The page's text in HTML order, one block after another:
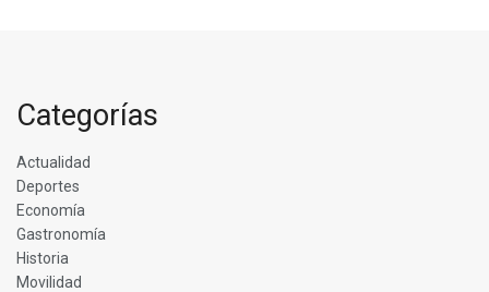
Categorías
Actualidad
Deportes
Economía
Gastronomía
Historia
Movilidad